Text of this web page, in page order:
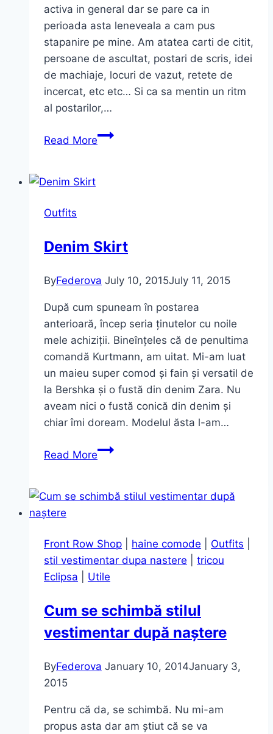
activa in general dar se pare ca in
perioada asta leneveala a cam pus
stapanire pe mine. Am atatea carti de citit,
persoane de ascultat, postari de scris, idei
de machiaje, locuri de vazut, retete de
incercat, etc etc… Si ca sa mentin un ritm
al postarilor,…
Read MoreOutfit
Outfits
Denim Skirt
ByFederova July 10, 2015July 11, 2015
După cum spuneam în postarea
anterioară, încep seria ținutelor cu noile
mele achiziții. Bineînțeles că de penultima
comandă Kurtmann, am uitat. Mi-am luat
un maieu super comod și fain și versatil de
la Bershka și o fustă din denim Zara. Nu
aveam nici o fustă conică din denim și
chiar îmi doream. Modelul ăsta l-am…
Read MoreDenim
Front Row Shop haine comode Outfits
stil vestimentar dupa nastere
tricou
Eclipsa
Utile
Cum se schimbă stilul
vestimentar după naștere
ByFederova January 10, 2014January 3,
2015
Pentru că da, se schimbă. Nu mi-am
propus asta dar am știut că se va